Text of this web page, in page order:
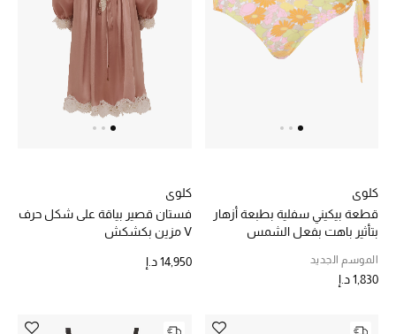
كلوي
قطعة بيكيني سفلية بطبعة أزهار
بتأثير باهت بفعل الشمس
الموسم الجديد
1,830 د.إ
كلوي
فستان قصير بياقة على شكل حرف
V مزين بكشكش
14,950 د.إ